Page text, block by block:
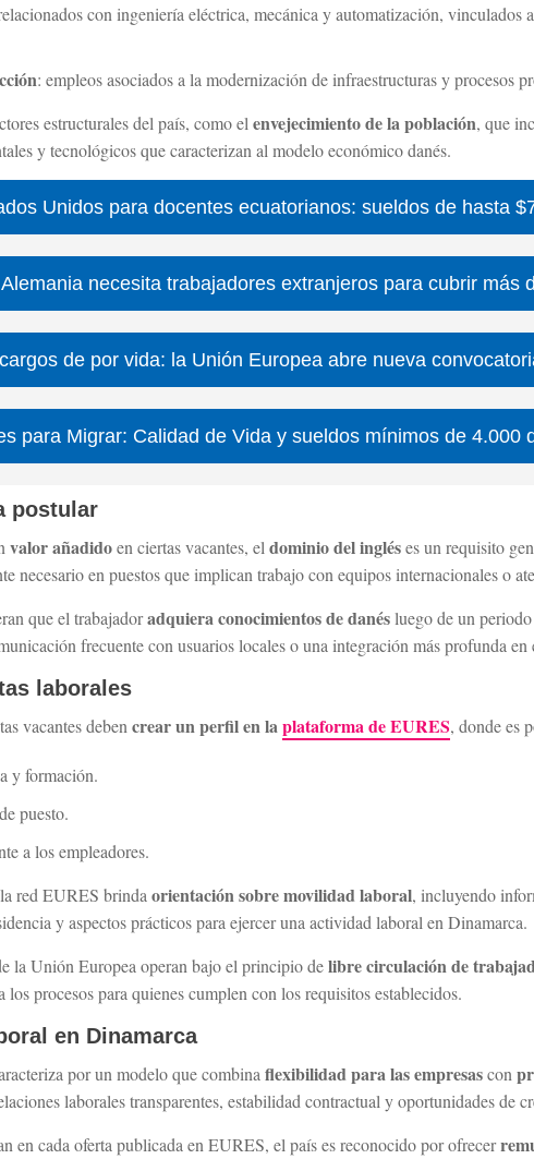
con ingeniería eléctrica, mecánica y automatización, vinculados
: empleos asociados a la modernización de infraestructuras y procesos
estructurales del país, como elenvejecimiento de la población, que
y tecnológicos que caracterizan al modelo económico danés.
Unidos para docentes ecuatorianos: sueldos de hasta
necesita trabajadores extranjeros para cubrir más
de por vida: la Unión Europea abre nueva
para Migrar: Calidad de Vida y sueldos mínimos de 4.000
postular
valor añadidoen ciertas vacantes, eldominio del ingléses un requisito
necesario en puestos que implican trabajo con equipos internacionales o
que el trabajadoradquiera conocimientos de danésluego de un
frecuente con usuarios locales o una integración más profunda
laborales
vacantes debencrear un perfil en laplataforma de EURES, donde es
y formación.
puesto.
a los empleadores.
red EURES brindaorientación sobre movilidad laboral, incluyendo
y aspectos prácticos para ejercer una actividad laboral en Dinamarca.
la Unión Europea operan bajo el principio delibre circulación de
procesos para quienes cumplen con los requisitos establecidos.
en Dinamarca
por un modelo que combinaflexibilidad para las empresascon
laborales transparentes, estabilidad contractual y oportunidades de
en cada oferta publicada en EURES, el país es reconocido por ofrecer